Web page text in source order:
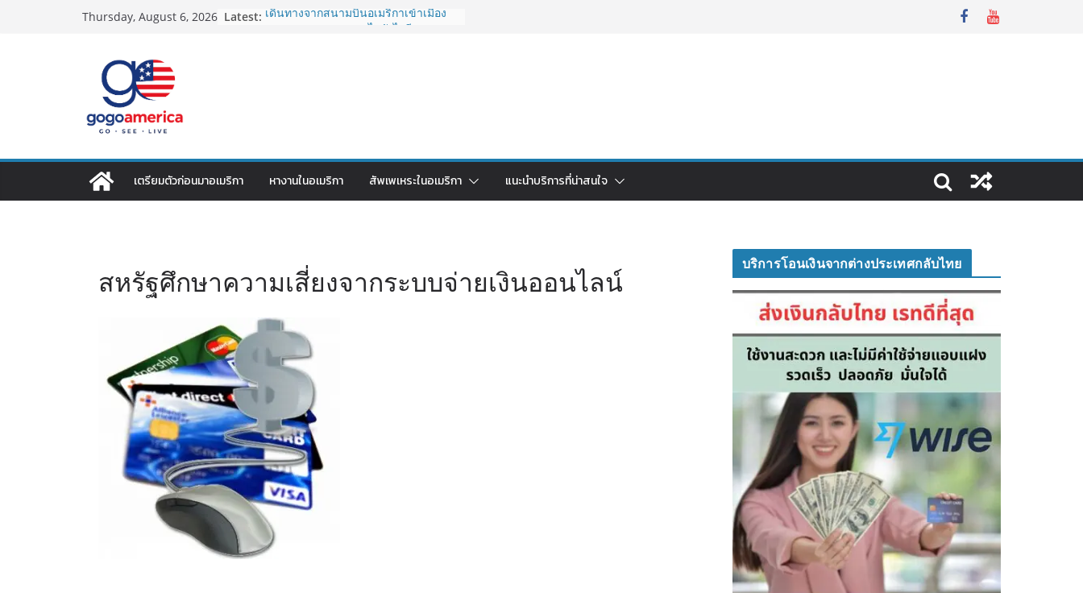
Thursday, August 6, 2026 Latest: เดินทางจากสนามบินอเมริกาเข้าเมือง
ประหยัดและคุ้มที่สุดในปี 2026?
VPN สำหรับใช้ในอเมริกา 2026: ตัว
เตรียมตัวก่อนมาอเมริกา หางานในอเมริกา สัพเพเหระในอเมริกา แนะนำบริการที่น่าสนใจ
สหรัฐศึกษาความเสี่ยงจากระบบจ่ายเงินออนไลน์
บริการโอนเงินจากต่างประเทศกลับไทย